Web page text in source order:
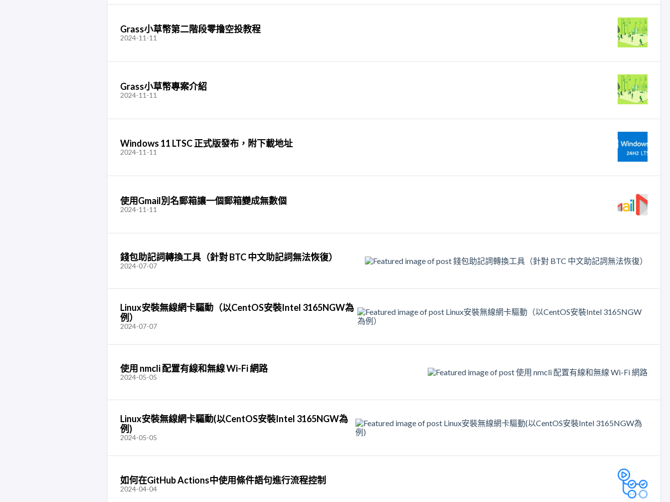
Grass小草幣第二階段零撸空投教程
2024-11-11
Grass小草幣專案介紹
2024-11-11
Windows 11 LTSC 正式版發布，附下載地址
2024-11-11
使用Gmail別名郵箱讓一個郵箱變成無數個
2024-11-11
錢包助記詞轉換工具（針對 BTC 中文助記詞無法恢復）
2024-07-07
Linux安裝無線網卡驅動（以CentOS安裝Intel 3165NGW為
例）
2024-07-07
使用 nmcli 配置有線和無線 Wi-Fi 網路
2024-05-05
Linux安裝無線網卡驅動(以CentOS安裝Intel 3165NGW為
例)
2024-05-05
如何在GitHub Actions中使用條件語句進行流程控制
2024-04-04